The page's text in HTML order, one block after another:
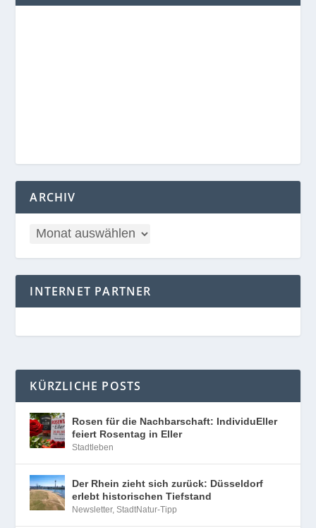
ARCHIV
INTERNET PARTNER
KÜRZLICHE POSTS
Rosen für die Nachbarschaft: IndividuEller
feiert Rosentag in Eller
Stadtleben
Der Rhein zieht sich zurück: Düsseldorf
erlebt historischen Tiefstand
Newsletter,StadtNatur-Tipp